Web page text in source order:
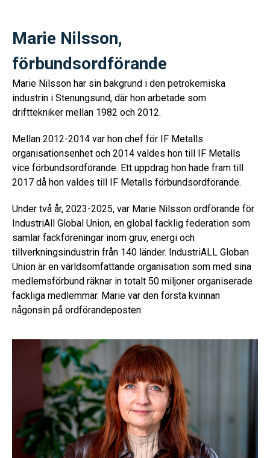
Marie Nilsson,
förbundsordförande
Marie Nilsson har sin bakgrund i den petrokemiska
industrin i Stenungsund, där hon arbetade som
drifttekniker mellan 1982 och 2012.
Mellan 2012-2014 var hon chef för IF Metalls
organisationsenhet och 2014 valdes hon till IF Metalls
vice förbundsordförande. Ett uppdrag hon hade fram till
2017 då hon valdes till IF Metalls förbundsordförande.
Under två år, 2023-2025, var Marie Nilsson ordförande för
IndustriAll Global Union, en global facklig federation som
samlar fackföreningar inom gruv, energi och
tillverkningsindustrin från 140 länder. IndustriALL Globan
Union är en världsomfattande organisation som med sina
medlemsförbund räknar in totalt 50 miljoner organiserade
fackliga medlemmar. Marie var den första kvinnan
någonsin på ordförandeposten.